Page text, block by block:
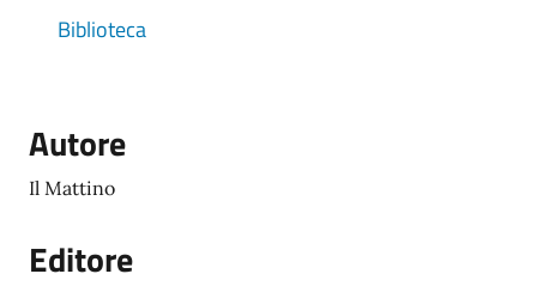
Biblioteca
Autore
Il Mattino
Editore